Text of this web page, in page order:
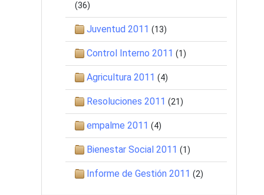
(36)
Juventud 2011 (13)
Control Interno 2011 (1)
Agricultura 2011 (4)
Resoluciones 2011 (21)
empalme 2011 (4)
Bienestar Social 2011 (1)
Informe de Gestión 2011 (2)